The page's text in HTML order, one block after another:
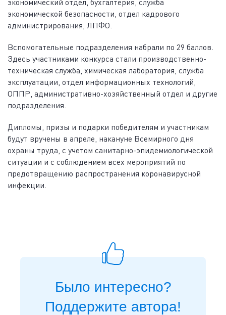
экономической безопасности, отдел кадрового
администрирования, ЛПФО.
Вспомогательные подразделения набрали по 29 баллов.
Здесь участниками конкурса стали производственно-
техническая служба, химическая лаборатория, служба
эксплуатации, отдел информационных технологий,
ОППР, административно-хозяйственный отдел и другие
подразделения.
Дипломы, призы и подарки победителям и участникам
будут вручены в апреле, накануне Всемирного дня
охраны труда, с учетом санитарно-эпидемиологической
ситуации и с соблюдением всех мероприятий по
предотвращению распространения коронавирусной
инфекции.
Было интересно?
Поддержите автора!